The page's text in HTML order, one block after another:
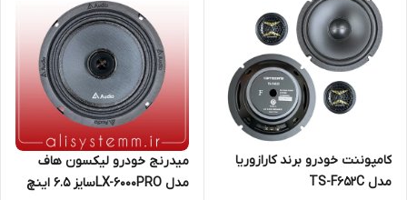
کامپوننت خودرو برند کارازوریا
مدل TS-F652C
میدرنج خودرو لیکسون هاف
مدل LX-6000PROسایز 6.5 اینچ